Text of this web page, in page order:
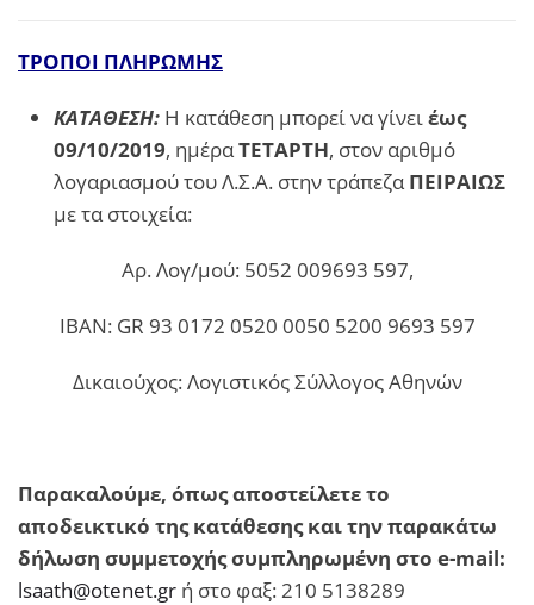
ΤΡΟΠΟΙ ΠΛΗΡΩΜΗΣ
ΚΑΤΑΘΕΣΗ: Η κατάθεση μπορεί να γίνειέως
09/10/2019, ημέραΤΕΤΑΡΤΗ, στον αριθμό
λογαριασμού του Λ.Σ.Α. στην τράπεζαΠΕΙΡΑΙΩΣ
με τα στοιχεία:
Αρ. Λογ/μού: 5052 009693 597,
ΙΒΑΝ: GR 93 0172 0520 0050 5200 9693 597
Δικαιούχος: Λογιστικός Σύλλογος Αθηνών
Παρακαλούμε, όπως αποστείλετε το
αποδεικτικό της κατάθεσηςκαι την παρακάτω
δήλωση συμμετοχής συμπληρωμένη στο e-mail:
lsaath@otenet.gr ή στο φαξ: 210 5138289